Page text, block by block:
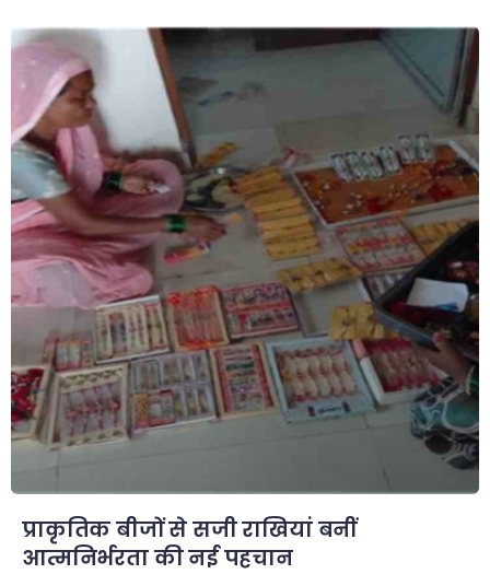
प्राकृतिक बीजों से सजी राखियां बनीं
आत्मनिर्भरता की नई पहचान